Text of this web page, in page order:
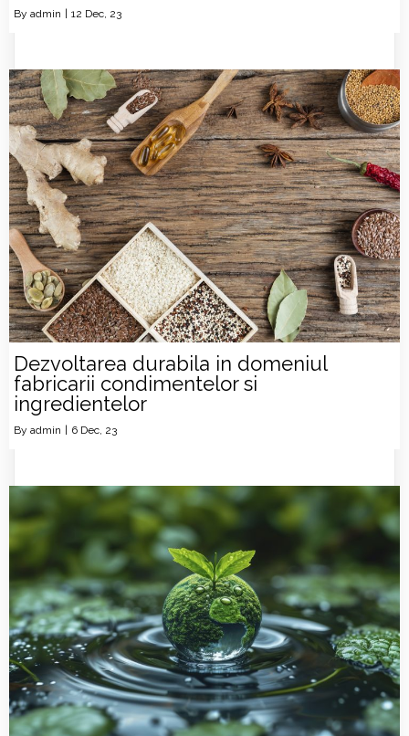
By admin | 12 Dec, 23
Dezvoltarea durabila in domeniul
fabricarii condimentelor si
ingredientelor
By admin 6 Dec, 23